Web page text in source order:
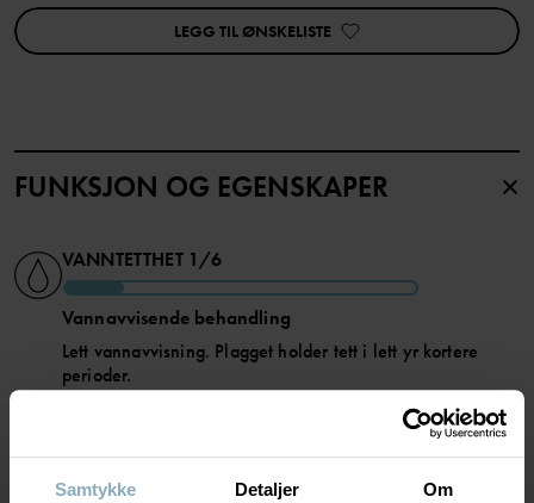
Samtykke Detaljer Om
• Vannavvisende med BIONIC-FINISH® ECO-impregnering, en
teknologi som ikke benytter PFAS
• Avtakbar hette
• To innerlommer
Produksjonsland: Bangladesh
Fabrikk:Wucho Fashion Limited
Les mer
LEGG TIL ØNSKELISTE
FUNKSJON OG EGENSKAPER
VANNTETTHET 1/6
Vannavvisende behandling
Lett vannavvisning. Plagget holder tett i lett yr kortere
perioder.
ISOLASJON4/6